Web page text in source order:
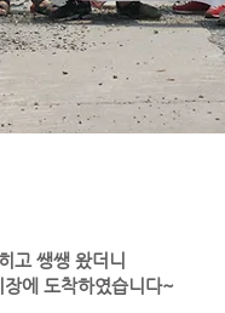
고 쌩쌩 왔더니
에 도착하였습니다~